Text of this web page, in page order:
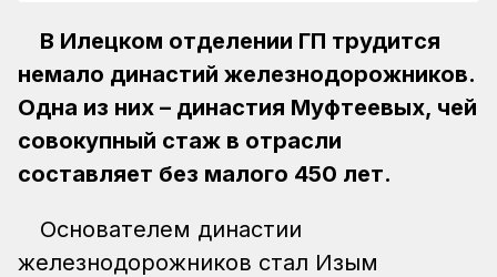
В Илецком отделении ГП трудится
немало династий железнодорожников.
Одна из них – династия Муфтеевых, чей
совокупный стаж в отрасли
составляет без малого 450 лет.
Основателем династии
железнодорожников стал Изым